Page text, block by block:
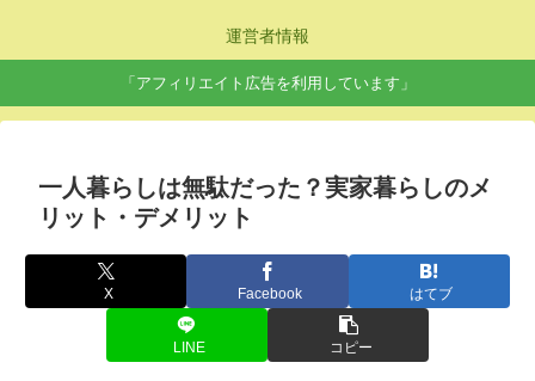
運営者情報
「アフィリエイト広告を利用しています」
一人暮らしは無駄だった？実家暮らしのメ
リット・デメリット
X Facebook はてブ
LINE コピー